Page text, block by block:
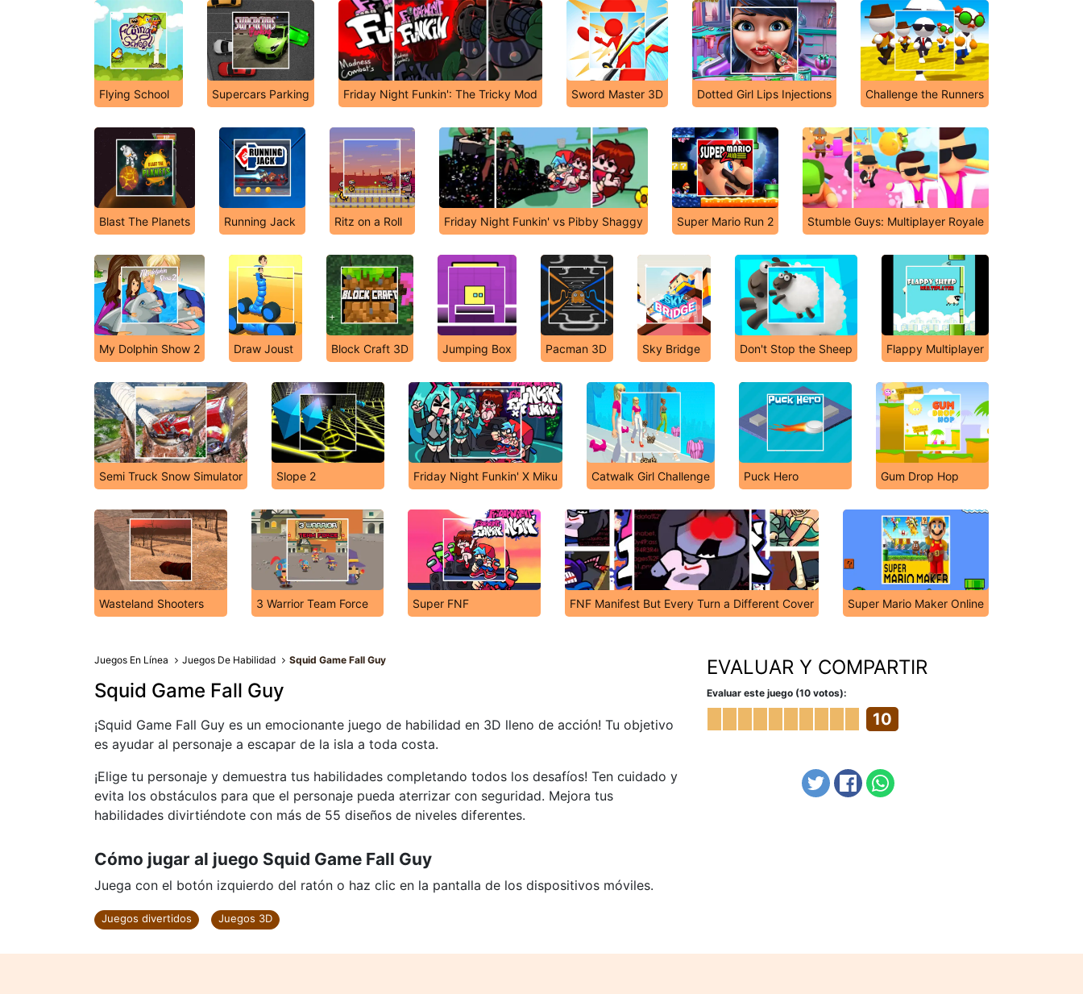
Flying School Supercars Parking Friday Night Funkin': The Tricky Mod Sword Master 3D Dotted Girl Lips Injections Challenge the Runners
Blast The Planets Running Jack Ritz on a Roll Friday Night Funkin' vs Pibby Shaggy Super Mario Run 2 Stumble Guys: Multiplayer Royale
My Dolphin Show 2 Draw Joust Block Craft 3D Jumping Box Pacman 3D Sky Bridge Don't Stop the Sheep Flappy Multiplayer
Semi Truck Snow Simulator Slope 2 Friday Night Funkin' X Miku Catwalk Girl Challenge Puck Hero Gum Drop Hop
Wasteland Shooters 3 Warrior Team Force Super FNF FNF Manifest But Every Turn a Different Cover Super Mario Maker Online
Juegos En Línea Juegos De Habilidad Squid Game Fall Guy
Squid Game Fall Guy
¡Squid Game Fall Guy es un emocionante juego de habilidad en 3D lleno de acción! Tu objetivo
es ayudar al personaje a escapar de la isla a toda costa.
¡Elige tu personaje y demuestra tus habilidades completando todos los desafíos! Ten cuidado y
evita los obstáculos para que el personaje pueda aterrizar con seguridad. Mejora tus
habilidades divirtiéndote con más de 55 diseños de niveles diferentes.
Cómo jugar al juego Squid Game Fall Guy
Juega con el botón izquierdo del ratón o haz clic en la pantalla de los dispositivos móviles.
Juegos divertidos Juegos 3D
EVALUAR Y COMPARTIR
Evaluar este juego (10 votos):
10